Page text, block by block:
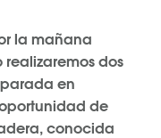
la mañana
dos
en
de
conocida